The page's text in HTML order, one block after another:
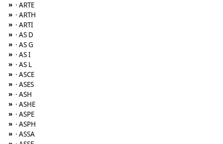
» · ARTE
» · ARTH
» · ARTI
» · AS D
» · AS G
» · AS I
» · AS L
» · ASCE
» · ASES
» · ASH
» · ASHE
» · ASPE
» · ASPH
» · ASSA